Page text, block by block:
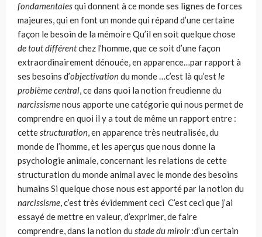
fondamentalesqui donnent à ce monde ses lignes de forces
majeures, qui en font un monde qui répand d’une certaine
façon le besoin de la mémoire Qu’il en soit quelque chose
de tout différentchez l’homme, que ce soit d’une façon
extraordinairement dénouée, en apparence…par rapport à
ses besoins d’objectivationdu monde …c’est là qu’estle
problème central, ce dans quoi la notion freudienne du
narcissismenous apporte une catégorie qui nous permet de
comprendre en quoi il y a tout de même un rapport entre :
cettestructuration, en apparence très neutralisée, du
monde de l’homme, et les aperçus que nous donne la
psychologie animale, concernant les relations de cette
structuration du monde animal avec le monde des besoins
humains Si quelque chose nous est apporté par la notion du
narcissisme, c’est très évidemment ceci C’est ceci que j’ai
essayé de mettre en valeur, d’exprimer, de faire
comprendre, dans la notion du stade du miroir:d’un certain